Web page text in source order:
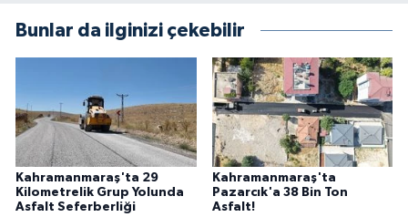
Bunlar da ilginizi çekebilir
Kahramanmaraş'ta 29
Kilometrelik Grup Yolunda
Asfalt Seferberliği
Kahramanmaraş'ta
Pazarcık'a 38 Bin Ton
Asfalt!